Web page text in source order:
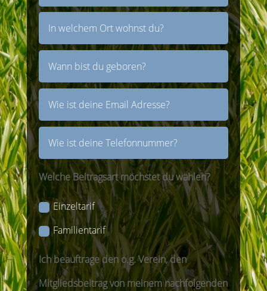
Welche Beitragsart möchstet du wählen?
Einzeltarif
Familientarif
Ich beauftrage den o.g. Verein, den
Mitgliedsbeitrag von meinem nachfolgenden